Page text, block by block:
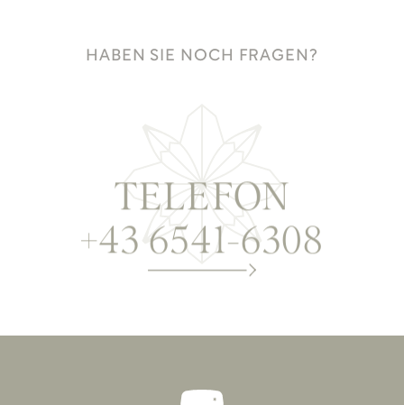
HABEN SIE NOCH FRAGEN?
TELEFON
+43 6541-6308